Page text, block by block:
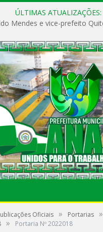
ÚLTIMAS ATUALIZAÇÕES:
Oficiais » Portarias »
» Portaria Nº 2022018